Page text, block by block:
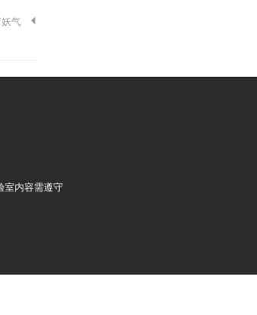
气
室内容需遵守